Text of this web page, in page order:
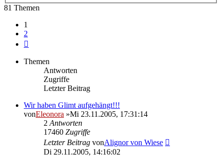
81 Themen
1
2
Themen
Antworten
Zugriffe
Letzter Beitrag
Wir haben Glimt aufgehängt!!!
vonEleonora »Mi 23.11.2005, 17:31:14
2 Antworten
17460 Zugriffe
Letzter Beitrag vonAlignor von Wiese
Di 29.11.2005, 14:16:02